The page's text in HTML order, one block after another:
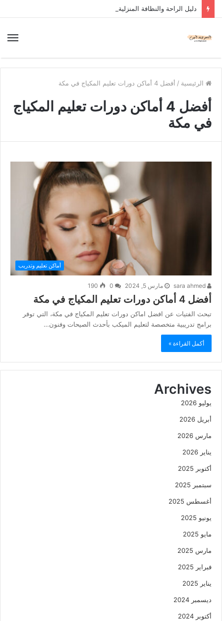
دليل الراحة والنظافة المنزلية
الرئيسية / أفضل 4 أماكن دورات تعليم المكياج في مكة
أفضل 4 أماكن دورات تعليم المكياج
في مكة
أماكن تعليم وتدريب
مارس 5, 2024 190
أفضل 4 أماكن دورات تعليم المكياج في مكة
تبحث الفتيات عن افضل اماكن دورات تعليم المكياج في مكة، التي توفر
برامج تدريبية متخصصة لتعليم الميكب بأحدث الصيحات وفنون…
أكمل القراءة »
Archives
يوليو 2026
أبريل 2026
مارس 2026
يناير 2026
أكتوبر 2025
سبتمبر 2025
أغسطس 2025
يونيو 2025
مايو 2025
مارس 2025
فبراير 2025
يناير 2025
ديسمبر 2024
أكتوبر 2024